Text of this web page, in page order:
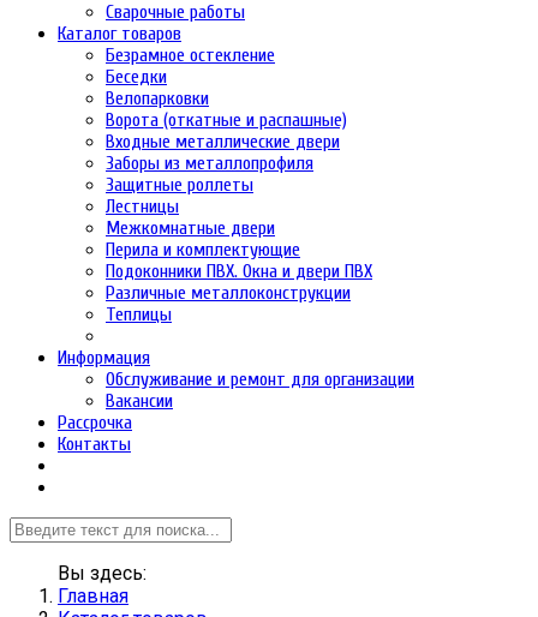
Сварочные работы
Каталог товаров
Безрамное остекление
Беседки
Велопарковки
Ворота (откатные и распашные)
Входные металлические двери
Заборы из металлопрофиля
Защитные роллеты
Лестницы
Межкомнатные двери
Перила и комплектующие
Подоконники ПВХ. Окна и двери ПВХ
Различные металлоконструкции
Теплицы
Информация
Обслуживание и ремонт для организации
Вакансии
Рассрочка
Контакты
Вы здесь:
Главная